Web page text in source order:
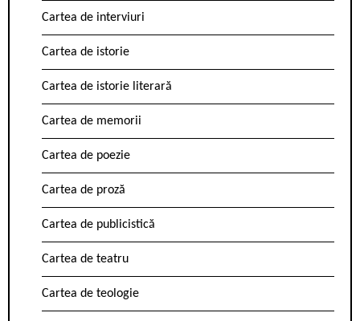
Cartea de interviuri
Cartea de istorie
Cartea de istorie literară
Cartea de memorii
Cartea de poezie
Cartea de proză
Cartea de publicistică
Cartea de teatru
Cartea de teologie